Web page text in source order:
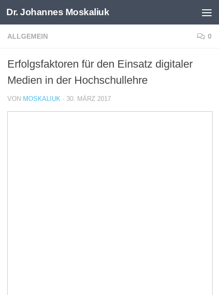
Zum Inhalt springen
Dr. Johannes Moskaliuk
ALLGEMEIN 0
Erfolgsfaktoren für den Einsatz digitaler
Medien in der Hochschullehre
VON MOSKALIUK · 30. MÄRZ 2017